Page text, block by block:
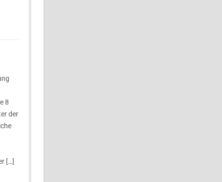
8
der
[…]